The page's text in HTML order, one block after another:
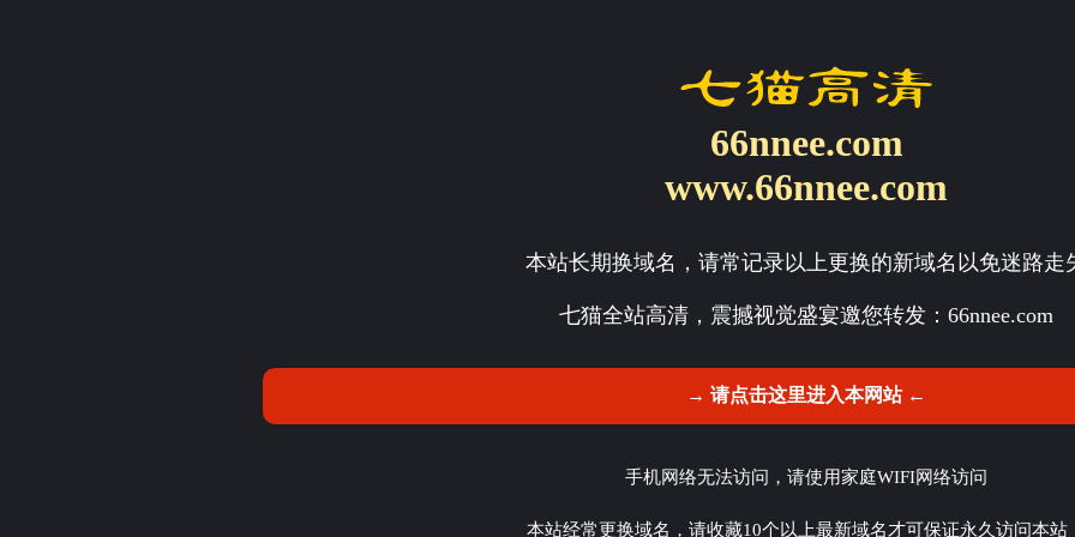
66nnee.com
www.66nnee.com
本站长期换域名，请常记录以上更换的新域名以免迷路走
七猫全站高清，震撼视觉盛宴邀您转发： 66nnee.com
→ 请点击这里进入本网站 ←
手机网络无法访问，请使用家庭WIFI网络访问
本站经常更换域名，请收藏10个以上最新域名才可保证永久访问本站